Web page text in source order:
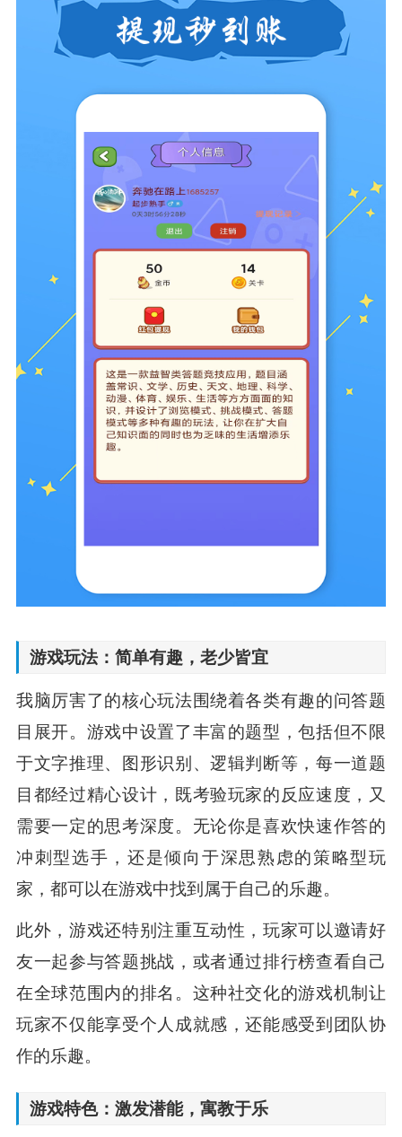
游戏玩法：简单有趣，老少皆宜
我脑厉害了的核心玩法围绕着各类有趣的问答题
目展开。游戏中设置了丰富的题型，包括但不限
于文字推理、图形识别、逻辑判断等，每一道题
目都经过精心设计，既考验玩家的反应速度，又
需要一定的思考深度。无论你是喜欢快速作答的
冲刺型选手，还是倾向于深思熟虑的策略型玩
家，都可以在游戏中找到属于自己的乐趣。
此外，游戏还特别注重互动性，玩家可以邀请好
友一起参与答题挑战，或者通过排行榜查看自己
在全球范围内的排名。这种社交化的游戏机制让
玩家不仅能享受个人成就感，还能感受到团队协
作的乐趣。
游戏特色：激发潜能，寓教于乐